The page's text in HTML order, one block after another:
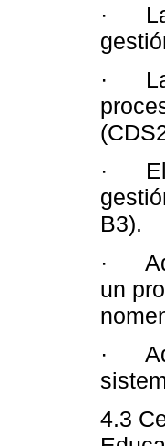
· La
· La
· El
B3).
·
un
·
4.3